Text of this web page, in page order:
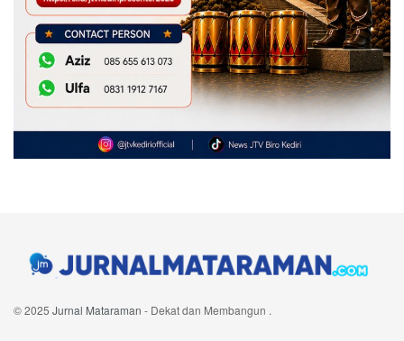
© 2025 Jurnal Mataraman - Dekat dan Membangun .